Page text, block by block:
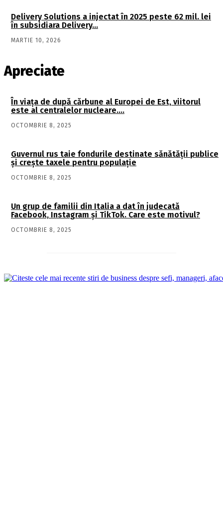
Delivery Solutions a injectat în 2025 peste 62 mil. lei
în subsidiara Delivery…
MARTIE 10, 2026
Apreciate
În viaţa de după cărbune al Europei de Est, viitorul
este al centralelor nucleare….
OCTOMBRIE 8, 2025
Guvernul rus taie fondurile destinate sănătății publice
și crește taxele pentru populație
OCTOMBRIE 8, 2025
Un grup de familii din Italia a dat în judecată
Facebook, Instagram și TikTok. Care este motivul?
OCTOMBRIE 8, 2025